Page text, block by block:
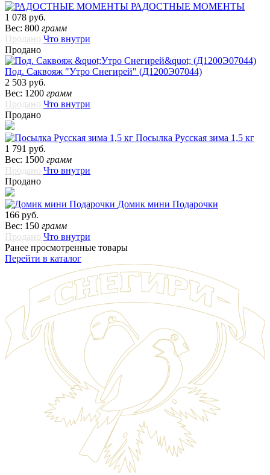
РАДОСТНЫЕ МОМЕНТЫ
1 078 руб.
Вес: 800 грамм
Продано Что внутри
Продано
Под. Саквояж "Утро Снегирей" (Д1200Э07044)
2 503 руб.
Вес: 1200 грамм
Продано Что внутри
Продано
Посылка Русская зима 1,5 кг
1 791 руб.
Вес: 1500 грамм
Продано Что внутри
Продано
Домик мини Подарочки
166 руб.
Вес: 150 грамм
Продано Что внутри
Ранее просмотренные товары
Перейти в каталог